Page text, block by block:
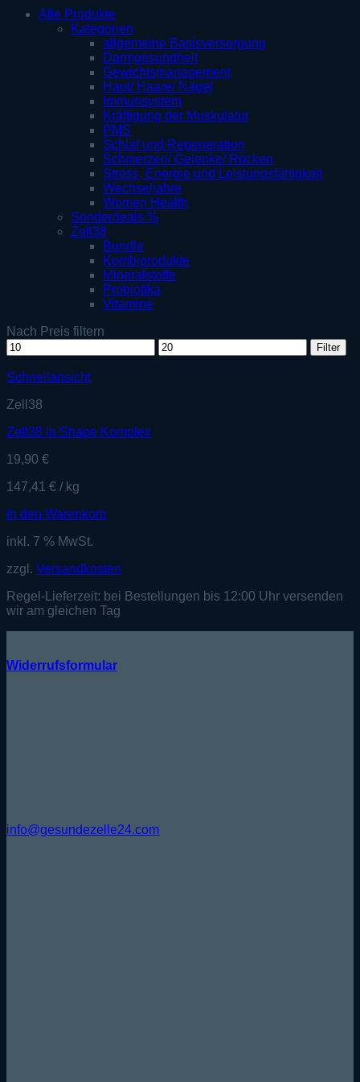
Alle Produkte
Kategorien
allgemeine Basisversorgung
Darmgesundheit
Gewichtsmanagement
Haut/ Haare/ Nägel
Immunsystem
Kräftigung der Muskulatur
PMS
Schlaf und Regeneration
Schmerzen/ Gelenke/ Rücken
Stress, Energie und Leistungsfähigkeit
Wechseljahre
Women Health
Sonderdeals %
Zell38
Bundle
Kombiprodukte
Mineralstoffe
Probiotika
Vitamine
Nach Preis filtern
Min.
Preis
Max.
Preis
Filter
Schnellansicht
Zell38
Zell38 In Shape Komplex
19,90 €
147,41 € / kg
In den Warenkorb
inkl. 7 % MwSt.
zzgl. Versandkosten
Regel-Lieferzeit: bei Bestellungen bis 12:00 Uhr versenden
wir am gleichen Tag
Widerrufsformular
info@gesundezelle24.com